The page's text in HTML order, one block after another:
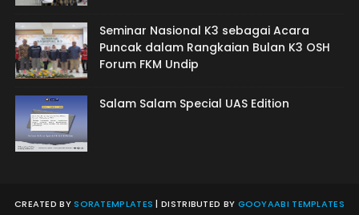
Seminar Nasional K3 sebagai Acara
Puncak dalam Rangkaian Bulan K3 OSH
Forum FKM Undip
Salam Salam Special UAS Edition
CREATED BYSORATEMPLATES | DISTRIBUTED BY GOOYAABI TEMPLATES